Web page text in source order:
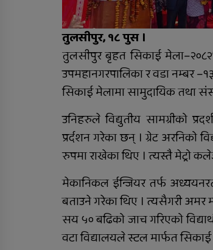
स्वास्थ्य
तुलसीपुर, १८ पुस ।
तुलसीपुर बृहत सिकाई
उपमहानगरपालिका र वडा नम्बर
सिकाई मेलामा सामुदायिक तथा
उनिहरुले विद्युतीय सामग्रीको
प्रर्दशन गरेका छन् । ग्रेट अरनिको
रुपमा राखेका थिए । त्यस्तै मेट्रो
मेकानिकल ईन्जियर तर्फ
बताउने गरेका थिए । त्यसैगरी अमर
सय ५० बढिको जाच गरिएको
वटा विद्यालयले स्टल मार्फत सिकाई